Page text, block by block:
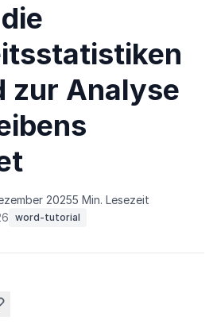
zur Analyse
20255 Min. Lesezeit
word-tutorial